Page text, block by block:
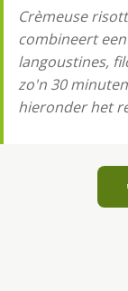
Crèmeuse
combineert
langoustines,
zo'n 30
hieronder het